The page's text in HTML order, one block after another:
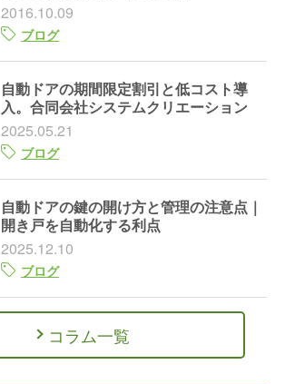
2016.10.09
ブログ
自動ドアの期間限定割引と低コスト導
入。合同会社システムクリエーション
2025.05.21
ブログ
自動ドアの鍵の開け方と管理の注意点｜
開き戸を自動化する利点
2025.12.10
ブログ
コラム一覧